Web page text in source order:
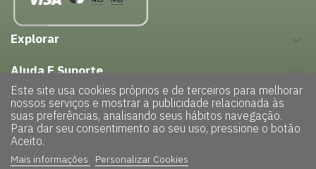
Explorar keyboard_arrow_down
Ajuda E Suporte
Este site usa cookies próprios e de terceiros para melhorar
nossos serviços e mostrar a publicidade relacionada às
suas preferências, analisando seus hábitos navegação.
Para dar seu consentimento ao seu uso, pressione o botão
Aceito.
Mais informações Personalizar Cookies